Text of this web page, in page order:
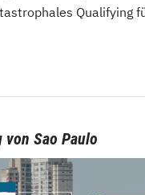
Qualifying
Sao Paulo